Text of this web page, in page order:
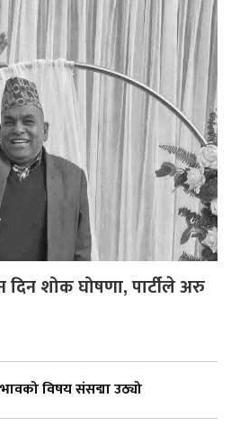
दिन शोक घोषणा, पार्टीले अरु
विषय संसद्मा उठ्यो